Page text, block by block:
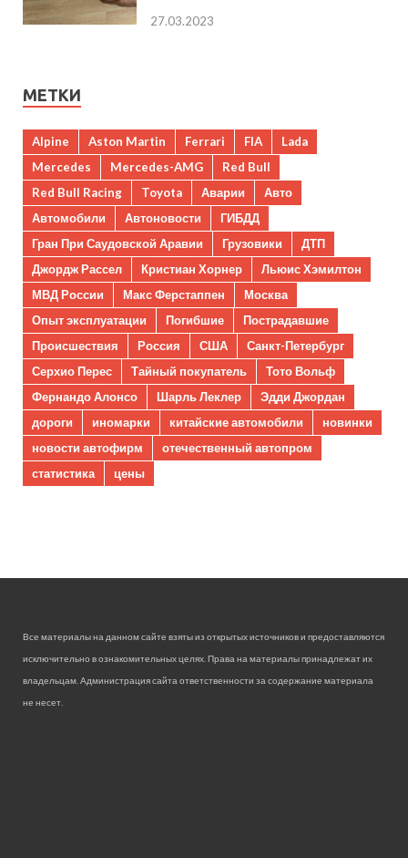
27.03.2023
МЕТКИ
Alpine Aston Martin Ferrari FIA
Lada
Mercedes
Mercedes-AMG
Red Bull
Red Bull Racing
Toyota Аварии
Авто
Автомобили
Автоновости
ГИБДД
Гран При Саудовской Аравии
Грузовики
ДТП
Джордж Рассел
Кристиан Хорнер
Льюис Хэмилтон
МВД России
Макс Ферстаппен
Москва
Опыт эксплуатации
Погибшие
Пострадавшие
Происшествия
Россия США
Санкт-Петербург
Серхио Перес
Тайный покупатель
Тото Вольф
Фернандо Алонсо
Шарль Леклер
Эдди Джордан
дороги
иномарки китайские автомобили
новинки
новости автофирм
отечественный автопром
статистика
цены
Все материалы на данном сайте взяты из открытых источников и предоставляются
исключительно в ознакомительных целях. Права на материалы принадлежат их
владельцам. Администрация сайта ответственности за содержание материала
не несет.